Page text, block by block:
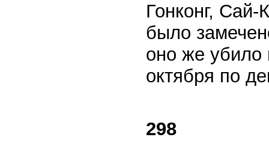
Гонконг, Сай-
было
оно же убило
октября по
298